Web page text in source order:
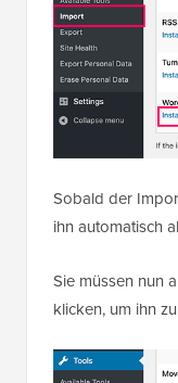
Sobald der
ihn automatisch
Sie müssen nun
klicken, um ihn